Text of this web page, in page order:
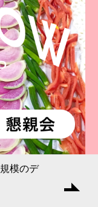
模のデ